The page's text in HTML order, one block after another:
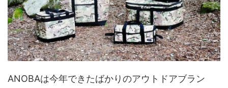
ANOBAは今年できたばかりのアウトドアブラン